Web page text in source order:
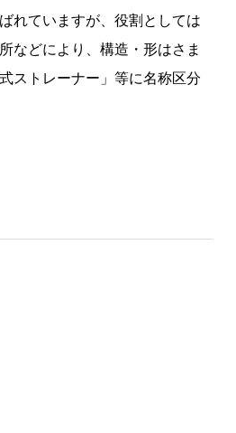
れていますが、役割としては
などにより、構造・形はさま
ストレーナー」等に名称区分